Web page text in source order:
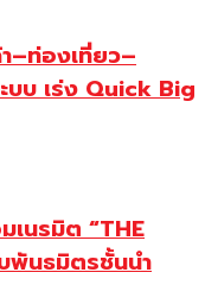
–ท่องเที่ยว–
บบ เร่ง Quick Big
เนรมิต “THE
พันธมิตรชั้นนำ